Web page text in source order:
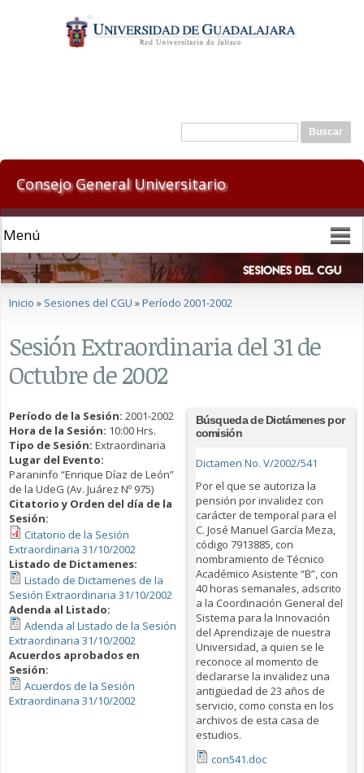
contenido
principal
Formulario de búsqueda
Buscar
Consejo General Universitario
Se encuentra usted aquí
Inicio » Sesiones del CGU »Período 2001-2002
Sesión Extraordinaria del 31 de
Octubre de 2002
Período de la Sesión: 2001-2002
Hora de la Sesión: 10:00 Hrs.
Tipo de Sesión: Extraordinaria
Lugar del Evento:
Paraninfo “Enrique Díaz de León”
de la UdeG (Av. Juárez Nº 975)
Citatorio y Orden del día de la
Sesión:
Citatorio de la Sesión
Extraordinaria 31/10/2002
Listado de Dictamenes:
Listado de Dictamenes de la
Sesión Extraordinaria 31/10/2002
Adenda al Listado:
Adenda al Listado de la Sesión
Extraordinaria 31/10/2002
Acuerdos aprobados en
Sesión:
Acuerdos de la Sesión
Extraordinaria 31/10/2002
Búsqueda de Dictámenes por
comisión
Dictamen No. V/2002/541
Por el que se autoriza la
pensión por invalidez con
carácter de temporal para el
C. José Manuel García Meza,
código 7913885, con
nombramiento de Técnico
Académico Asistente “B”, con
40 horas semanales, adscrito
a la Coordinación General del
Sistema para la Innovación
del Aprendizaje de nuestra
Universidad, a quien se le
reconoce al momento de
declararse la invalidez una
antigüedad de 23 años de
servicio, como consta en los
archivos de esta casa de
estudios.
con541.doc